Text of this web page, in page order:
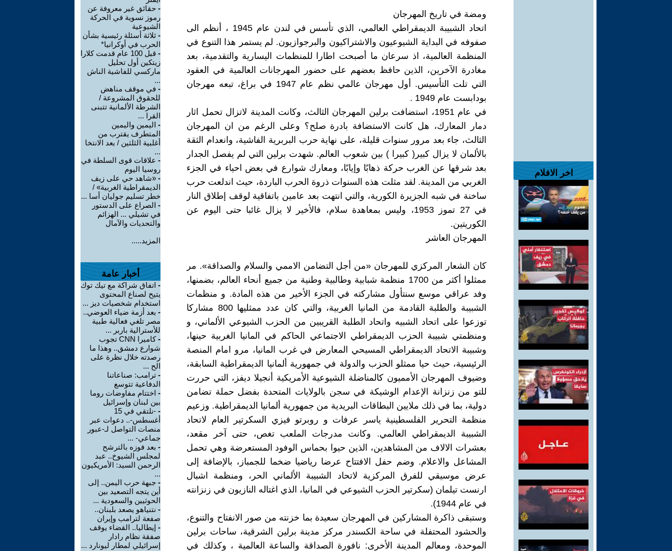
اخر الافلام
ومضة في تاريخ المهرجان
اتحاد الشبيبة الديمقراطي العالمي، الذي تأسس في لندن عام 1945 ، أنظم الى
صفوفه في البداية الشيوعيون والاشتراكيون والبرجوازيون. لم يستمر هذا التنوع في
المنظمة العالمية، اذ سرعان ما أصبحت اطارا للمنظمات اليسارية والتقدمية، بعد
مغادرة الآخرين، الذين حافظ بعضهم على حضور المهرجانات العالمية في العقود
التي تلت التأسيس. أول مهرجان عالمي نظم عام 1947 في براغ، تبعه مهرجان
بودابست عام 1949 .
في عام 1951، استضافت برلين المهرجان الثالث، وكانت المدينة لاتزال تحمل اثار
دمار المعارك، هل كانت الاستضافة بادرة صلح؟ وعلى الرغم من ان المهرجان
الثالث، جاء بعد مرور سنوات قليلة، على نهاية حرب البربرية الفاشية، وانعدام الثقة
بالألمان لا يزال كبير( كبيرا ) بين شعوب العالم. شهدت برلين التي لم يفصل الجدار
بعد شرقها عن الغرب حركة ذهابًا وإيابًا، ومعارك شوارع في بعض احياء في الجزء
الغربي من المدينة. لقد مثلت هذه السنوات ذروة الحرب الباردة، حيث اندلعت حرب
ساخنة في شبه الجزيرة الكورية، والتي انتهت بعد عامين باتفاقية لوقف إطلاق النار
في 27 تموز 1953، وليس بمعاهدة سلام، فالأخير لا يزال غائبا حتى اليوم عن
الكوريتين.
المهرجان العاشر
كان الشعار المركزي للمهرجان «من أجل التضامن الاممي والسلام والصداقة». مر
ممثلوا أكثر من 1700 منظمة شبابية وطالبية وطنية من جميع أنحاء العالم، بضمنها،
وفد عراقي موسع سنتأول مشاركته في الجزء الأخير من هذه المادة. و منظمات
الشبيبة والطلبة القادمة من المانيا الغربية، والتي كان عدد ممثليها 800 مشاركا
توزعوا على اتحاد الشبيه واتحاد الطلبة القريبين من الحزب الشيوعي الألماني، و
ومنظمتي شبيبة الحزب الديمقراطي الاجتماعي الحاكم في المانيا الغربية حينها،
وشبيبة الاتحاد الديمقراطي المسيحي المعارض في غرب المانيا، مرو امام المنصة
الرئيسية، حيث حيا ممثلو الحزب والدولة في جمهورية ألمانيا الديمقراطية السابقة،
وضيوف المهرجان الأمميون كالمناضلة الشيوعية الأمريكية أنجيلا ديفز، التي حررت
للتو من زنزانة الإعدام الوشيكة في سجن بالولايات المتحدة بفضل حملة تضامن
دولية، بما في ذلك ملايين البطاقات البريدية من جمهورية ألمانيا الديمقراطية. وزعيم
منظمة التحرير الفلسطينية ياسر عرفات و روبرتو فيزي السكرتير العام لاتحاد
الشبيبة الديمقراطي العالمي. وكانت مدرجات الملعب تغص، حتى آخر مقعد،
بعشرات الالاف من المشاهدين، الذين حيوا بحماس الوفود المستعرضة وهي تحمل
المشاعل والاعلام. وضم حفل الافتتاح عرضا رياضيا ضخما للجمباز، بالإضافة إلى
عرض موسيقي للفرق المركزية لاتحاد الشبيبة الألماني الحر، ومنظمة اشبال
ارنست تيلمان (سكرتير الحزب الشيوعي في المانيا، الذي اغتاله النازيون في زنزانته
في عام 1944).
وستبقى ذاكرة المشاركين في المهرجان سعيدة بما خزنته من صور الانفتاح والتنوع،
والحشود المحتفلة في ساحة الكسندر مركز مدينة برلين الشرقية، ساحات برلين
الموحدة، ومعالم المدينة الأخرى: نافورة الصداقة والساعة العالمية ، وكذلك في
- حقائق غير معروفة عن
رموز نسوية في الحركة
الشيوعية
- ثلاثة أسئلة رئيسية بشأن
الحرب في أوكرانيا*
-
قبل 100 عام قدمت كلارا
زيتكين أول تحليل
ماركسي للفاشية الناش
...
- في موقف مناهض
للحقوق المشروعة /
الشرطة الألمانية تتبنى
القرا ...
- اليمين واليمين
المتطرف يقترب من
أغلبية الثلثين / بعد الانتخا
...
- علاقات قوى السلطة في
روسيا اليوم
- «شاهد حي على زيف
الديمقراطية الغربية» /
خطر تسليم جوليان أسا ...
- الصراع على الدستور
في تشيلي ... الهزائم
والتحديات والآمال
المزيد.....
أخبار عامة
- اتفاق شراكة مع تيك توك
يتيح لصناع المحتوى
استخدام شخصيات ديز ...
- بعد أزمة ضياء العوضي..
مصر تلغي فعالية طبية
للأسترالية باربر ...
-
كاميرا CNN تجوب
شوارع دمشق.. وهذا ما
رصدته خلال نظرة على
الح ...
- ترامب: صناعاتنا
الدفاعية تتوسع
- اختتام مفاوضات روما
بين لبنان وإسرائيل
-
-نلتقي في 15
أغسطس-.. دعوات عبر
منصات التواصل لـ-عبور
جماعي- ...
- بعد فوزه بالترشح
لمجلس الشيوخ.. عبد
الرحمن السيد: الأمريكيون
...
- جبهة حرب اليمن.. إلى
أين يتجه التصعيد بين
الحوثيين والسعودية ...
- نتنياهو يصعد بلبنان..
صفعة لترامب وإيران
- إيطاليا.. القضاء يوقف
صفقة نظام رادار
إسرائيلي لمطار ليونارد ...